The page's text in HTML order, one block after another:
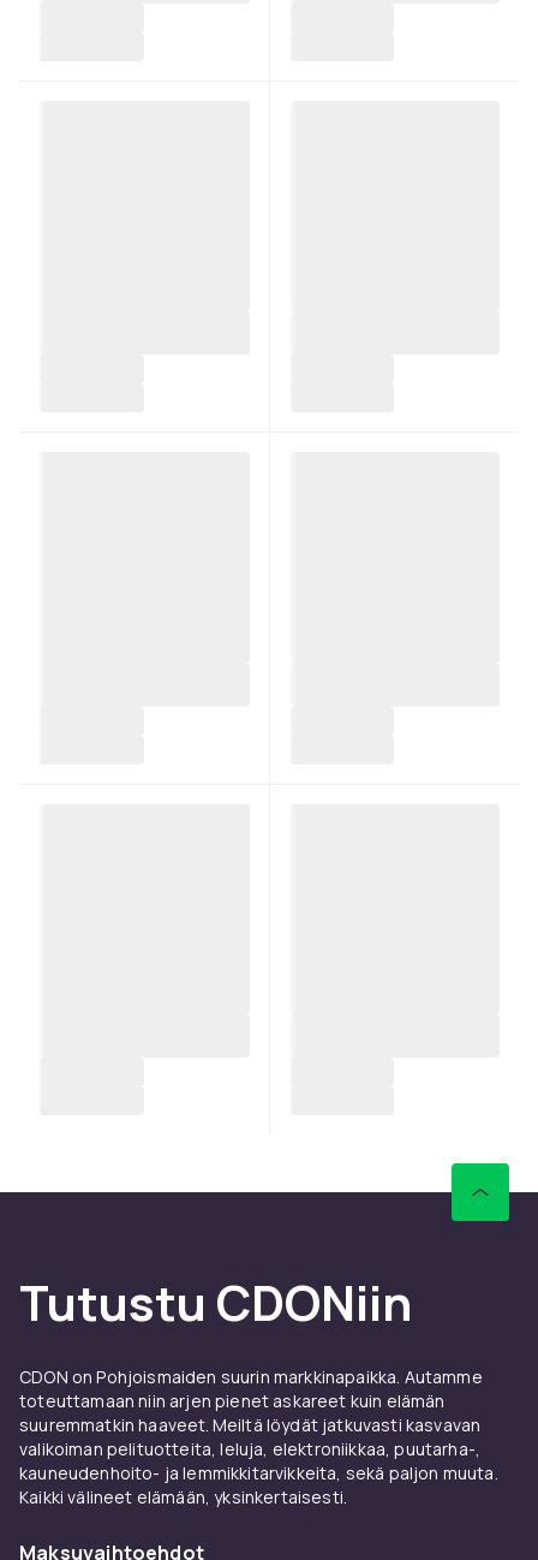
Tutustu CDONiin
CDON on Pohjoismaiden suurin markkinapaikka. Autamme
toteuttamaan niin arjen pienet askareet kuin elämän
suuremmatkin haaveet. Meiltä löydät jatkuvasti kasvavan
valikoiman pelituotteita, leluja, elektroniikkaa, puutarha-,
kauneudenhoito- ja lemmikkitarvikkeita, sekä paljon muuta.
Kaikki välineet elämään, yksinkertaisesti.
Maksuvaihtoehdot